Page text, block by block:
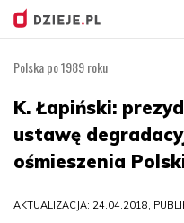
Polska po 1989 roku
K. Łapiński:
ustawę
ośmieszenia
AKTUALIZACJA: 24.04.2018,